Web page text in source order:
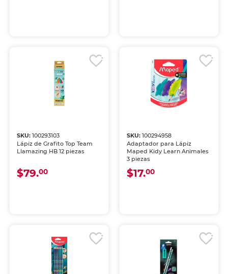
SKU:100293103
Lápiz de Grafito Top Team
Llamazing HB 12 piezas
$79.00
SKU: 100294958
Adaptador para Lápiz
Maped Kidy Learn Animales
3 piezas
$17.00